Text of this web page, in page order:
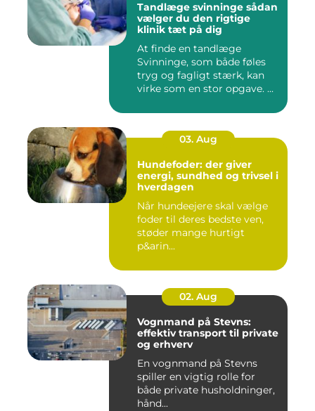
Tandlæge svinninge sådan
vælger du den rigtige
klinik tæt på dig
At finde en tandlæge
Svinninge, som både føles
tryg og fagligt stærk, kan
virke som en stor opgave. ...
03. Aug
Hundefoder: der giver
energi, sundhed og trivsel i
hverdagen
Når hundeejere skal vælge
foder til deres bedste ven,
støder mange hurtigt
p&arin...
02. Aug
Vognmand på Stevns:
effektiv transport til private
og erhverv
En vognmand på Stevns
spiller en vigtig rolle for
både private husholdninger,
hånd...